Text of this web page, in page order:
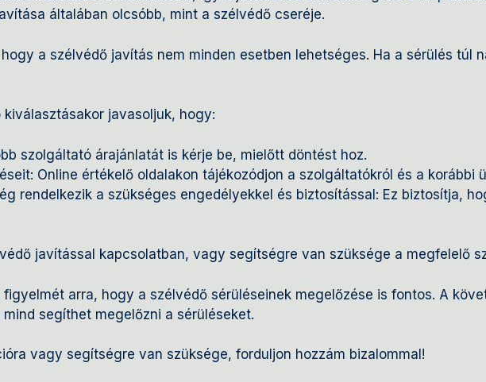
általában olcsóbb, mint a szélvédő cseréje.
a szélvédő javítás nem minden esetben lehetséges. Ha a sérülés túl
javasoljuk, hogy:
szolgáltató árajánlatát is kérje be, mielőtt döntést hoz.
Online értékelő oldalakon tájékozódjon a szolgáltatókról és a korábbi
rendelkezik a szükséges engedélyekkel és biztosítással: Ez biztosítja,
javítással kapcsolatban, vagy segítségre van szüksége a megfelelő
arra, hogy a szélvédő sérüléseinek megelőzése is fontos. A
segíthet megelőzni a sérüléseket.
vagy segítségre van szüksége, forduljon hozzám bizalommal!